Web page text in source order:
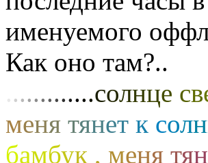
именуемого
Как оно там?..
............солнце св
меня тянет к солн
бамбук , меня тян